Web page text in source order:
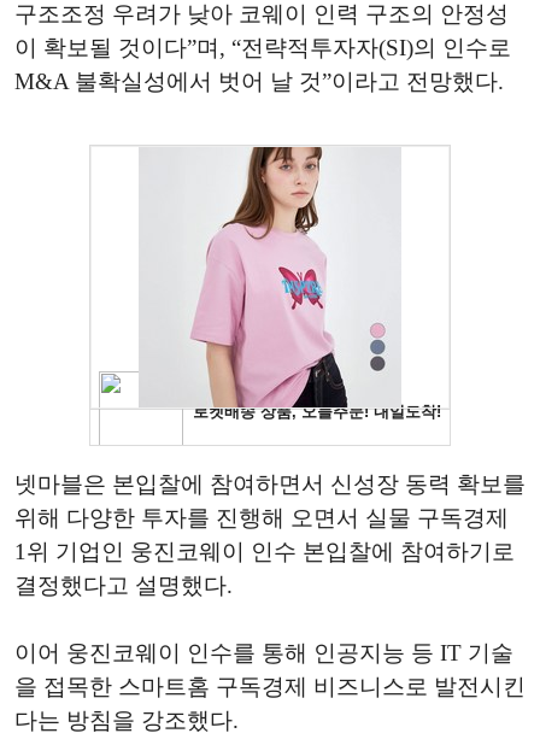
구조조정 우려가 낮아 코웨이 인력 구조의 안정성
이 확보될 것이다”며, “전략적투자자(SI)의 인수로
M&A 불확실성에서 벗어 날 것”이라고 전망했다.
넷마블은 본입찰에 참여하면서 신성장 동력 확보를
위해 다양한 투자를 진행해 오면서 실물 구독경제
1위 기업인 웅진코웨이 인수 본입찰에 참여하기로
결정했다고 설명했다.
이어 웅진코웨이 인수를 통해 인공지능 등 IT 기술
을 접목한 스마트홈 구독경제 비즈니스로 발전시킨
다는 방침을 강조했다.